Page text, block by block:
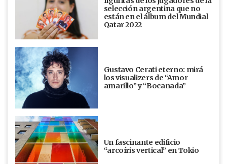
selección argentina que no
están en el álbum del Mundial
Qatar 2022
Gustavo Cerati eterno: mirá
los visualizers de “Amor
amarillo” y “Bocanada”
Un fascinante edificio
“arcoíris vertical” en Tokio